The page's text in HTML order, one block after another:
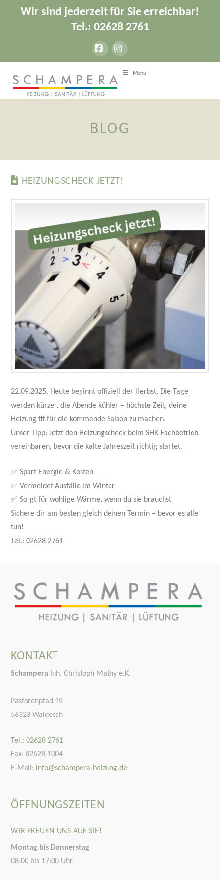
Wir sind jederzeit für Sie erreichbar!
Tel.: 02628 2761
FacebookInstagram
Menu
BLOG
HEIZUNGSCHECK JETZT!
22.09.2025. Heute beginnt offiziell der Herbst. Die Tage
werden kürzer, die Abende kühler – höchste Zeit, deine
Heizung fit für die kommende Saison zu machen.
Unser Tipp: Jetzt den Heizungscheck beim SHK-Fachbetrieb
vereinbaren, bevor die kalte Jahreszeit richtig startet.
✅ Spart Energie & Kosten
✅ Vermeidet Ausfälle im Winter
✅ Sorgt für wohlige Wärme, wenn du sie brauchst
Sichere dir am besten gleich deinen Termin – bevor es alle
tun!
Tel.: 02628 2761
KONTAKT
Schampera Inh. Christoph Mathy e.K.
Pastorenpfad 19
56323 Waldesch
Tel.: 02628 2761
Fax: 02628 1004
E-Mail: info@schampera-heizung.de
ÖFFNUNGSZEITEN
WIR FREUEN UNS AUF SIE!
Montag bis Donnerstag
08:00 bis 17:00 Uhr